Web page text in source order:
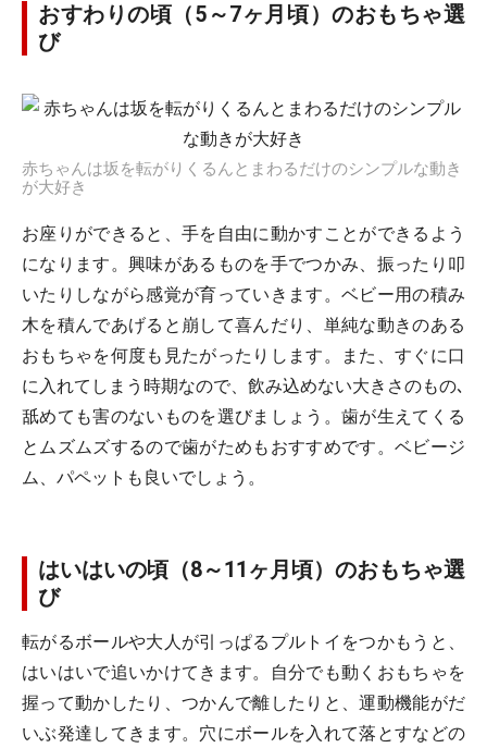
おすわりの頃（5～7ヶ月頃）のおもちゃ選
び
赤ちゃんは坂を転がりくるんとまわるだけのシンプルな動き
が大好き
お座りができると、手を自由に動かすことができるよう
になります。興味があるものを手でつかみ、振ったり叩
いたりしながら感覚が育っていきます。ベビー用の積み
木を積んであげると崩して喜んだり、単純な動きのある
おもちゃを何度も見たがったりします。また、すぐに口
に入れてしまう時期なので、飲み込めない大きさのもの､
舐めても害のないものを選びましょう。歯が生えてくる
とムズムズするので歯がためもおすすめです。ベビージ
ム、パペットも良いでしょう。
はいはいの頃（8～11ヶ月頃）のおもちゃ選
び
転がるボールや大人が引っぱるプルトイをつかもうと、
はいはいで追いかけてきます。自分でも動くおもちゃを
握って動かしたり、つかんで離したりと、運動機能がだ
いぶ発達してきます。穴にボールを入れて落とすなどの